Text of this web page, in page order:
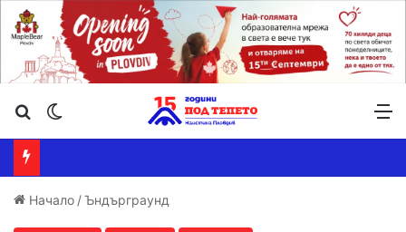
Търсене ...
Начало /Ъндърграунд